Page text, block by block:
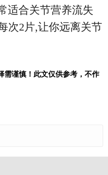
适合关节营养流失
次2片,让你远离关节
需谨慎！此文仅供参考，不作